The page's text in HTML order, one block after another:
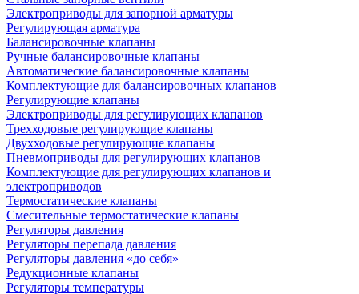
Электроприводы для запорной арматуры
Регулирующая арматура
Балансировочные клапаны
Ручные балансировочные клапаны
Автоматические балансировочные клапаны
Комплектующие для балансировочных клапанов
Регулирующие клапаны
Электроприводы для регулирующих клапанов
Трехходовые регулирующие клапаны
Двухходовые регулирующие клапаны
Пневмоприводы для регулирующих клапанов
Комплектующие для регулирующих клапанов и
электроприводов
Термостатические клапаны
Смесительные термостатические клапаны
Регуляторы давления
Регуляторы перепада давления
Регуляторы давления «до себя»
Редукционные клапаны
Регуляторы температуры